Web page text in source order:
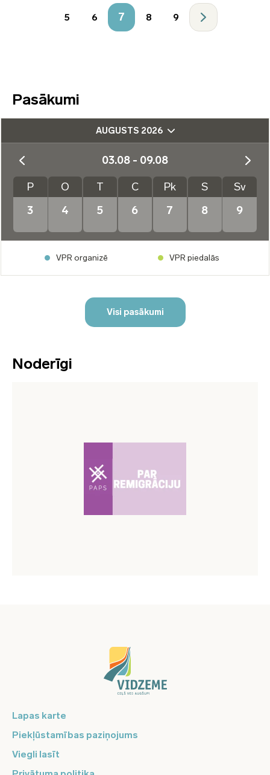
5 6 7 8 9
Pasākumi
AUGUSTS 2026
03.08 - 09.08
P
3
O
4
T
5
C
6
Pk
7
S
8
Sv
9
VPR organizē VPR piedalās
Visi pasākumi
Noderīgi
Lapas karte
Piekļūstamības paziņojums
Viegli lasīt